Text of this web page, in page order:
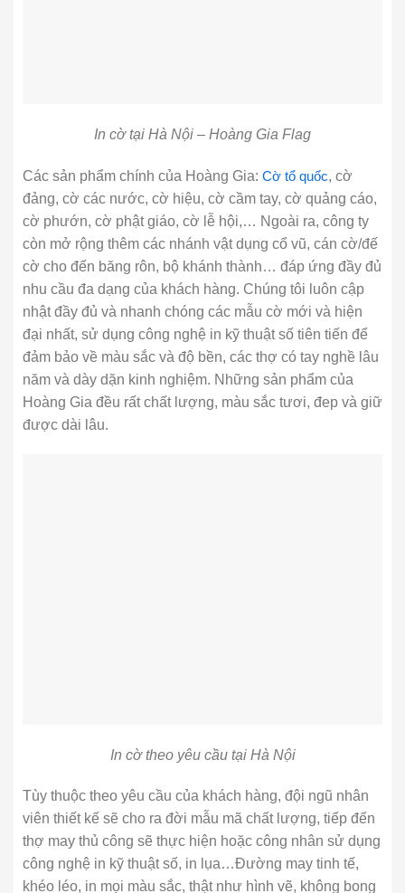
In cờ tại Hà Nội – Hoàng Gia Flag
Các sản phẩm chính của Hoàng Gia: Cờ tổ quốc, cờ
đảng, cờ các nước, cờ hiệu, cờ cầm tay, cờ quảng cáo,
cờ phướn, cờ phật giáo, cờ lễ hội,… Ngoài ra, công ty
còn mở rộng thêm các nhánh vật dụng cổ vũ, cán cờ/đế
cờ cho đến băng rôn, bộ khánh thành… đáp ứng đầy đủ
nhu cầu đa dạng của khách hàng. Chúng tôi luôn cập
nhật đầy đủ và nhanh chóng các mẫu cờ mới và hiện
đại nhất, sử dụng công nghệ in kỹ thuật số tiên tiến để
đảm bảo về màu sắc và độ bền, các thợ có tay nghề lâu
năm và dày dặn kinh nghiệm. Những sản phẩm của
Hoàng Gia đều rất chất lượng, màu sắc tươi, đep và giữ
được dài lâu.
In cờ theo yêu cầu tại Hà Nội
Tùy thuộc theo yêu cầu của khách hàng, đội ngũ nhân
viên thiết kế sẽ cho ra đời mẫu mã chất lượng, tiếp đến
thợ may thủ công sẽ thực hiện hoặc công nhân sử dụng
công nghệ in kỹ thuật số, in lụa…Đường may tinh tế,
khéo léo, in mọi màu sắc, thật như hình vẽ, không bong